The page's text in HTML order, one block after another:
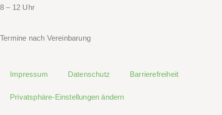
8 – 12 Uhr
Termine nach Vereinbarung
Impressum Datenschutz Barrierefreiheit
Privatsphäre-Einstellungen ändern